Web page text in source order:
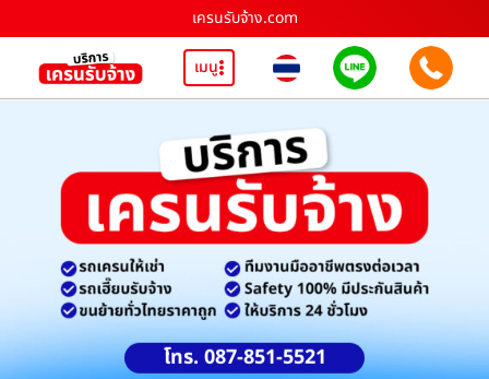
เครนรับจ้าง.com
เมนู
โทร. 087-851-5521